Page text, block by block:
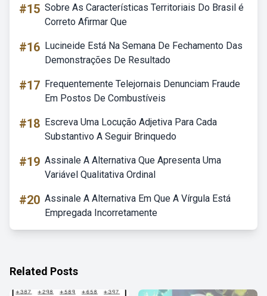
#15 Sobre As Características Territoriais Do Brasil é
Correto Afirmar Que
#16 Lucineide Está Na Semana De Fechamento Das
Demonstrações De Resultado
#17 Frequentemente Telejornais Denunciam Fraude
Em Postos De Combustíveis
#18 Escreva Uma Locução Adjetiva Para Cada
Substantivo A Seguir Brinquedo
#19 Assinale A Alternativa Que Apresenta Uma
Variável Qualitativa Ordinal
#20 Assinale A Alternativa Em Que A Vírgula Está
Empregada Incorretamente
Related Posts